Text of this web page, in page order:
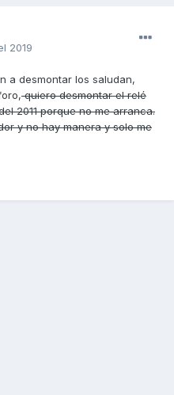
2019
a desmontar los saludan,
quiero desmontar el relé
2011 porque no me arranca.
y no hay manera y solo me